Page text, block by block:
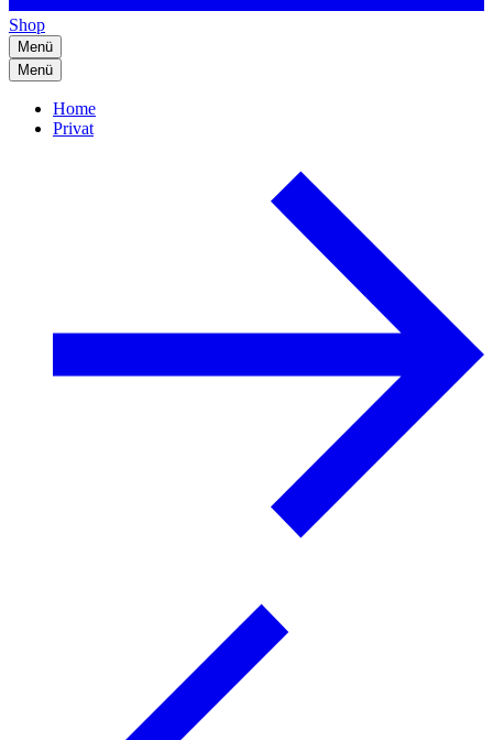
Shop
Menü
Menü
Home
Privat